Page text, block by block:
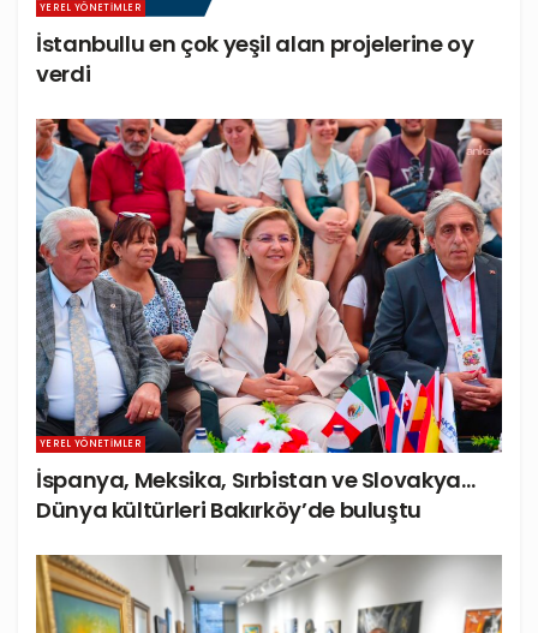
YEREL YÖNETIMLER
İstanbullu en çok yeşil alan projelerine oy
verdi
YEREL YÖNETIMLER
İspanya, Meksika, Sırbistan ve Slovakya…
Dünya kültürleri Bakırköy’de buluştu